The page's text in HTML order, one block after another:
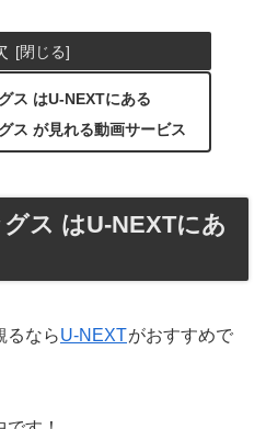
ス はU-NEXTにある
ス が見れる動画サービス
ス はU-NEXTにあ
るならU-NEXTがおすすめで